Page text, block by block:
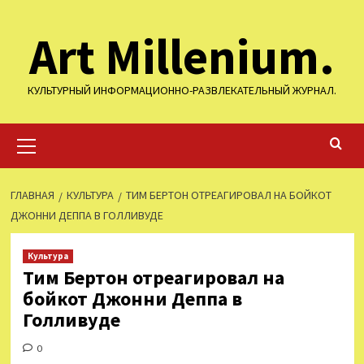
содержимому
Art Millenium.
КУЛЬТУРНЫЙ ИНФОРМАЦИОННО-РАЗВЛЕКАТЕЛЬНЫЙ ЖУРНАЛ.
меню
ГЛАВНАЯ КУЛЬТУРА
ТИМ БЕРТОН ОТРЕАГИРОВАЛ НА БОЙКОТ
ДЖОННИ ДЕППА В ГОЛЛИВУДЕ
Культура
Тим Бертон отреагировал на
бойкот Джонни Деппа в
Голливуде
0